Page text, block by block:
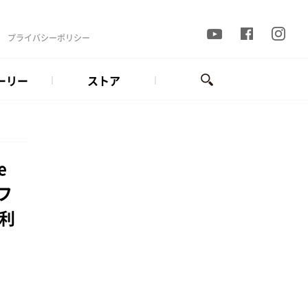
プライバシーポリシー
リー ストア